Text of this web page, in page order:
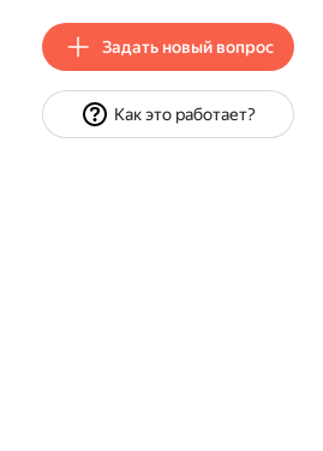
Задать новый вопрос
Как это работает?